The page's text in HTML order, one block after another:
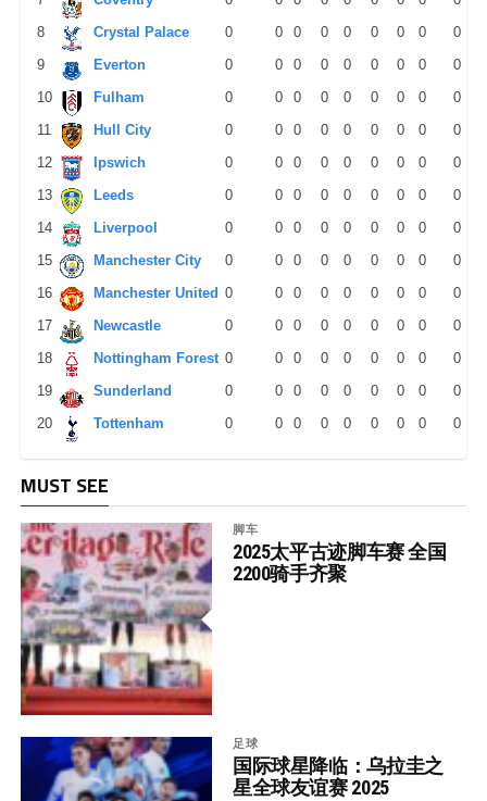
8
Crystal Palace 0 0 0 0 0 0 0 0
0
9
Everton 0 0 0 0 0 0 0 0
0
10
Fulham 0 0 0 0 0 0 0 0
0
11
Hull City 0 0 0 0 0 0 0 0
0
12
Ipswich 0 0 0 0 0 0 0 0
0
13
Leeds 0 0 0 0 0 0 0 0
0
14
Liverpool 0 0 0 0 0 0 0 0
0
15
Manchester City 0 0 0 0 0 0 0 0
0
16
Manchester United 0 0 0 0 0 0 0 0
0
17
Newcastle 0 0 0 0 0 0 0 0
0
18
Nottingham Forest 0 0 0 0 0 0 0 0
0
19
Sunderland 0 0 0 0 0 0 0 0
0
20
Tottenham 0 0 0 0 0 0 0 0 0
MUST SEE
脚车
2025太平古迹脚车赛 全国
2200骑手齐聚
足球
国际球星降临：乌拉圭之
星全球友谊赛 2025